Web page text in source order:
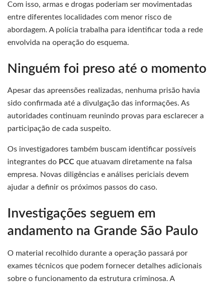
Com isso, armas e drogas poderiam ser movimentadas
entre diferentes localidades com menor risco de
abordagem. A polícia trabalha para identificar toda a rede
envolvida na operação do esquema.
Ninguém foi preso até o momento
Apesar das apreensões realizadas, nenhuma prisão havia
sido confirmada até a divulgação das informações. As
autoridades continuam reunindo provas para esclarecer a
participação de cada suspeito.
Os investigadores também buscam identificar possíveis
integrantes do PCC que atuavam diretamente na falsa
empresa. Novas diligências e análises periciais devem
ajudar a definir os próximos passos do caso.
Investigações seguem em
andamento na Grande São Paulo
O material recolhido durante a operação passará por
exames técnicos que podem fornecer detalhes adicionais
sobre o funcionamento da estrutura criminosa. A